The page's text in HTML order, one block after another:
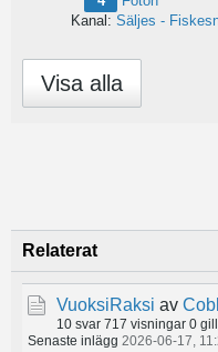
Kanal: Säljes -
Visa alla
Relaterat
VuoksiRaksi av
10 svar 717 visningar 0
Senaste inlägg 2026-06-17,